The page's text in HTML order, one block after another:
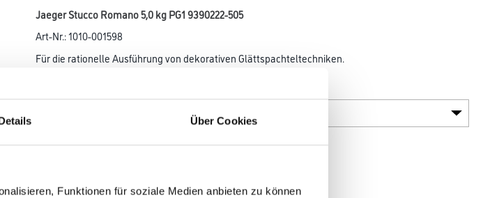
Über Cookies
Funktionen für soziale Medien anbieten zu können
Jaeger Stucco Romano 5,0 kg PG1 9390222-505
Art-Nr.:1010-001598
Für die rationelle Ausführung von dekorativen Glättspachteltechniken.
Gebinde